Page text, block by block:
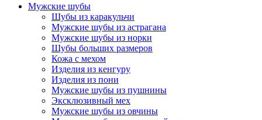
Мужские шубы
Шубы из каракульчи
Мужские шубы из астрагана
Мужские шубы из норки
Шубы больших размеров
Кожа с мехом
Изделия из кенгуру
Изделия из пони
Мужские шубы из пушнины
Эксклюзивный мех
Мужские шубы из овчины